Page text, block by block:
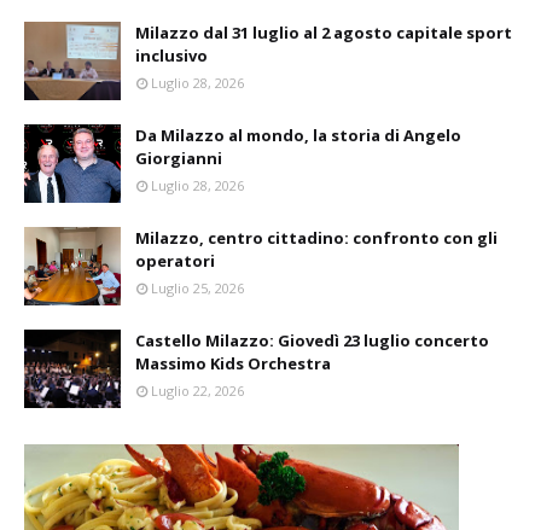
Milazzo dal 31 luglio al 2 agosto capitale sport
inclusivo
Luglio 28, 2026
Da Milazzo al mondo, la storia di Angelo
Giorgianni
Luglio 28, 2026
Milazzo, centro cittadino: confronto con gli
operatori
Luglio 25, 2026
Castello Milazzo: Giovedì 23 luglio concerto
Massimo Kids Orchestra
Luglio 22, 2026